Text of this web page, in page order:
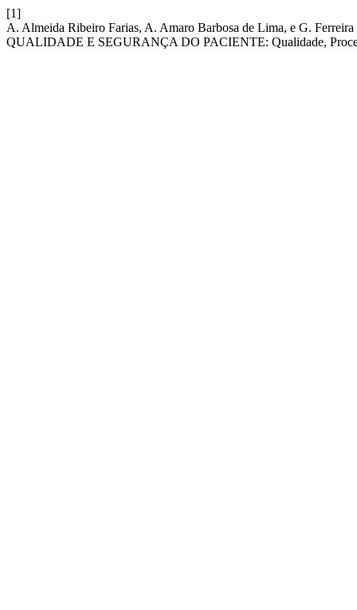
[1]
A. Almeida Ribeiro Farias, A. Amaro Barbosa de Lima, e G.
QUALIDADE E SEGURANÇA DO PACIENTE: Qualidade,